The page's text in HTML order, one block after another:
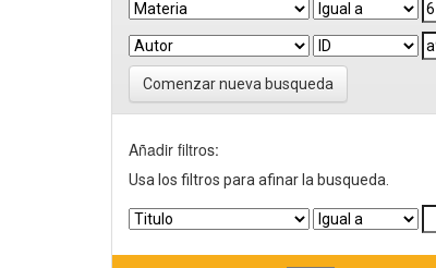
Comenzar nueva busqueda
Añadir filtros:
Usa los filtros para afinar la busqueda.